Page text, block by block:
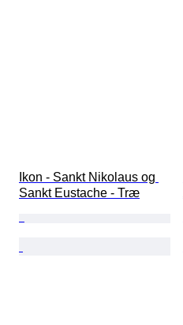
Ikon - Sankt Nikolaus og
Sankt Eustache - Træ